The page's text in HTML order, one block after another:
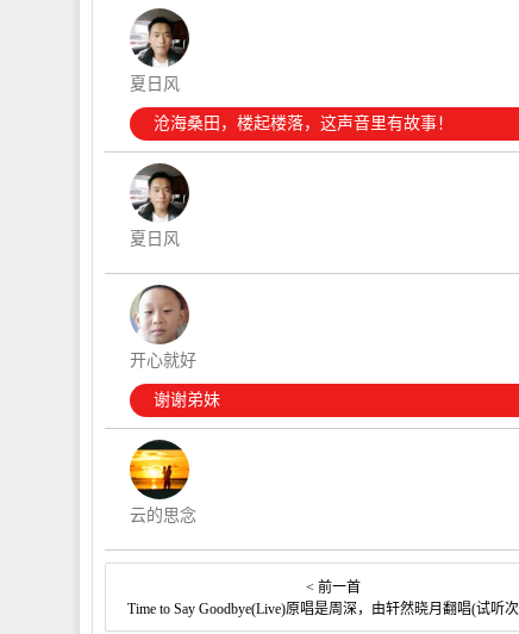
夏日风
沧海桑田，楼起楼落，这声音里有故事！
夏日风
开心就好
谢谢弟妹
云的思念
< 前一首
Time to Say Goodbye(Live)原唱是周深，由轩然晓月翻唱(试听次数:234)